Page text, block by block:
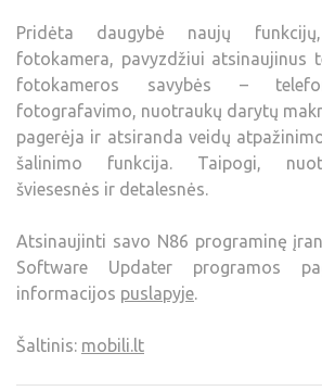
Pridėta daugybė naujų
fotokamera, pavyzdžiui atsinaujinus
fotokameros savybės –
fotografavimo, nuotraukų darytų
pagerėja ir atsiranda veidų
šalinimo funkcija. Taipogi,
šviesesnės ir detalesnės.
Atsinaujinti savo N86 programinę
Software Updater programos
informacijos puslapyje.
Šaltinis: mobili.lt